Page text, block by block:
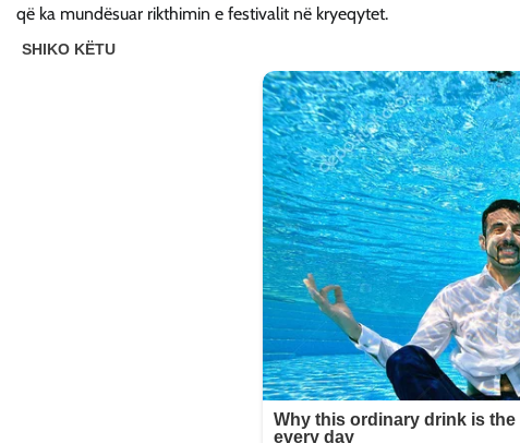
që ka mundësuar rikthimin e festivalit në kryeqytet.